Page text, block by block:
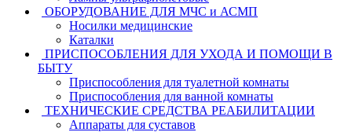
ОБОРУДОВАНИЕ ДЛЯ МЧС и АСМП
Носилки медицинские
Каталки
ПРИСПОСОБЛЕНИЯ ДЛЯ УХОДА И ПОМОЩИ В
БЫТУ
Приспособления для туалетной комнаты
Приспособления для ванной комнаты
ТЕХНИЧЕСКИЕ СРЕДСТВА РЕАБИЛИТАЦИИ
Аппараты для суставов